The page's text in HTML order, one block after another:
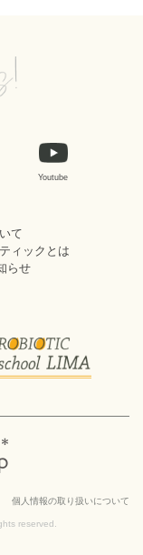
Youtube
て
ィックとは
らせ
個人情報の取り扱いについて
reserved.